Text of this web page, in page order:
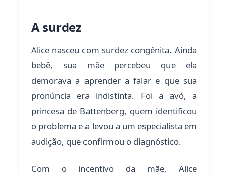
A surdez
Alice nasceu com surdez congênita. Ainda
bebê, sua mãe percebeu que ela
demorava a aprender a falar e que sua
pronúncia era indistinta. Foi a avó, a
princesa de Battenberg, quem identificou
o problema e a levou a um especialista em
audição, que confirmou o diagnóstico.
Com o incentivo da mãe, Alice